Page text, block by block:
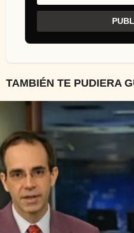
TAMBIÉN TE PUDIERA